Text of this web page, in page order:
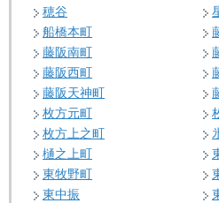
穂谷
船橋本町
藤阪南町
藤阪西町
藤阪天神町
枚方元町
枚方上之町
樋之上町
東牧野町
東中振